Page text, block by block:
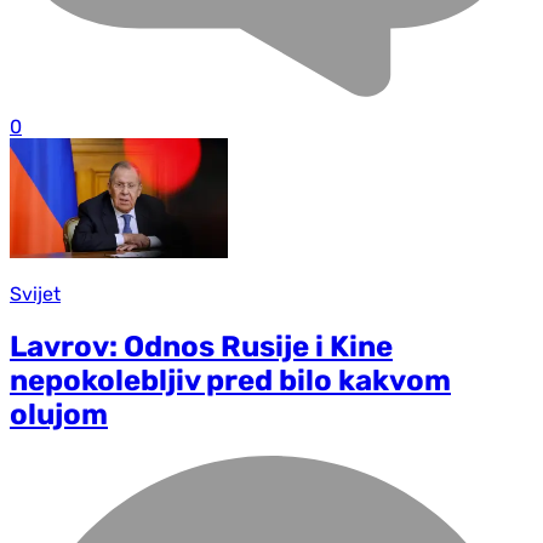
0
Svijet
Lavrov: Odnos Rusije i Kine
nepokolebljiv pred bilo kakvom
olujom